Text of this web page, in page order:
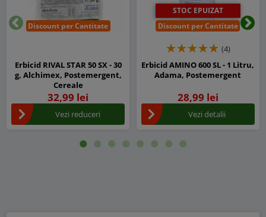
Discount per Cantitate
Erbicid RIVAL STAR 50 SX - 30
g, Alchimex, Postemergent,
Cereale
32,99 lei
Vezi reduceri
STOC EPUIZAT
Discount per Cantitate
(4)
Erbicid AMINO 600 SL - 1 Litru,
Adama, Postemergent
28,99 lei
Vezi detalii